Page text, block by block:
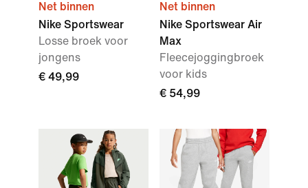
Net binnen
Nike Sportswear
Losse broek voor
jongens
€ 49,99
Net binnen
Nike Sportswear Air
Max
Fleecejoggingbroek
voor kids
€ 54,99